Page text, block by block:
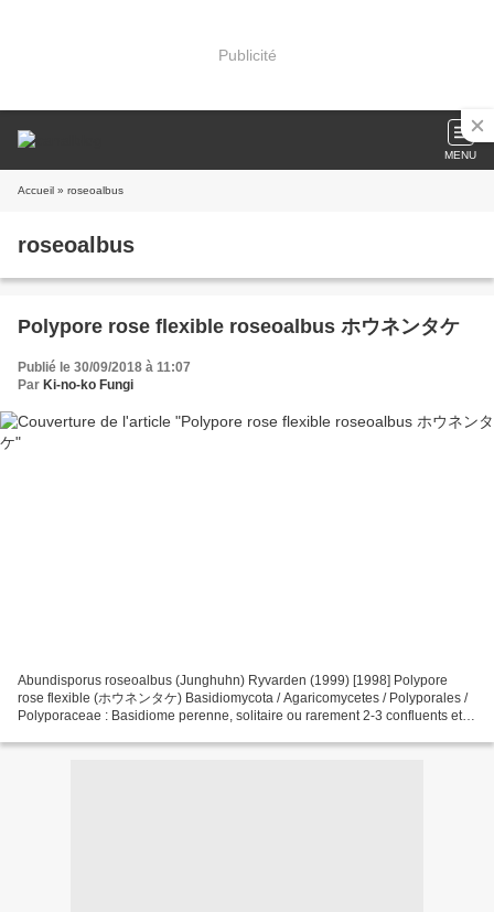
Publicité
MENU
Accueil » roseoalbus
roseoalbus
Polypore rose flexible roseoalbus ホウネンタケ
Publié le 30/09/2018 à 11:07
Par Ki-no-ko Fungi
Abundisporus roseoalbus (Junghuhn) Ryvarden (1999) [1998] Polypore
rose flexible (ホウネンタケ) Basidiomycota / Agaricomycetes / Polyporales /
Polyporaceae : Basidiome perenne, solitaire ou rarement 2-3 confluents et